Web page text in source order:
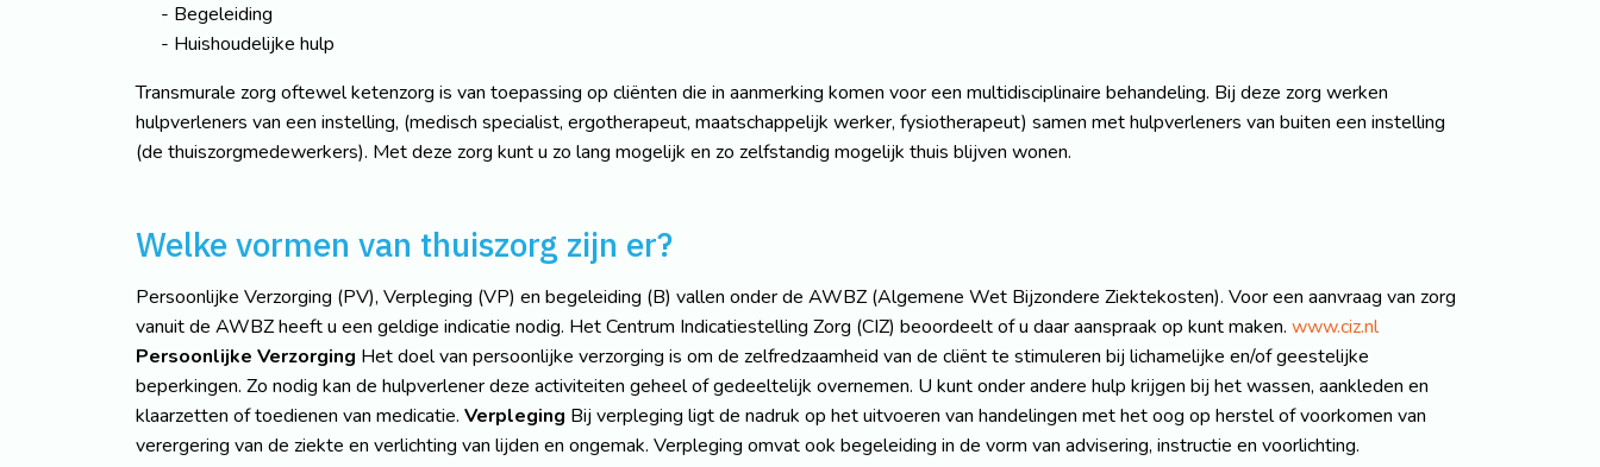
Begeleiding
Huishoudelijke hulp
Transmurale zorg oftewel ketenzorg is van toepassing op cliënten die in aanmerking komen voor een multidisciplinaire behandeling. Bij deze zorg werken
hulpverleners van een instelling, (medisch specialist, ergotherapeut, maatschappelijk werker, fysiotherapeut) samen met hulpverleners van buiten een instelling
(de thuiszorgmedewerkers). Met deze zorg kunt u zo lang mogelijk en zo zelfstandig mogelijk thuis blijven wonen.
Welke vormen van thuiszorg zijn er?
Persoonlijke Verzorging (PV), Verpleging (VP) en begeleiding (B) vallen onder de AWBZ (Algemene Wet Bijzondere Ziektekosten). Voor een aanvraag van zorg
vanuit de AWBZ heeft u een geldige indicatie nodig. Het Centrum Indicatiestelling Zorg (CIZ) beoordeelt of u daar aanspraak op kunt maken. www.ciz.nl
Persoonlijke Verzorging Het doel van persoonlijke verzorging is om de zelfredzaamheid van de cliënt te stimuleren bij lichamelijke en/of geestelijke
beperkingen. Zo nodig kan de hulpverlener deze activiteiten geheel of gedeeltelijk overnemen. U kunt onder andere hulp krijgen bij het wassen, aankleden en
klaarzetten of toedienen van medicatie. Verpleging Bij verpleging ligt de nadruk op het uitvoeren van handelingen met het oog op herstel of voorkomen van
verergering van de ziekte en verlichting van lijden en ongemak. Verpleging omvat ook begeleiding in de vorm van advisering, instructie en voorlichting.